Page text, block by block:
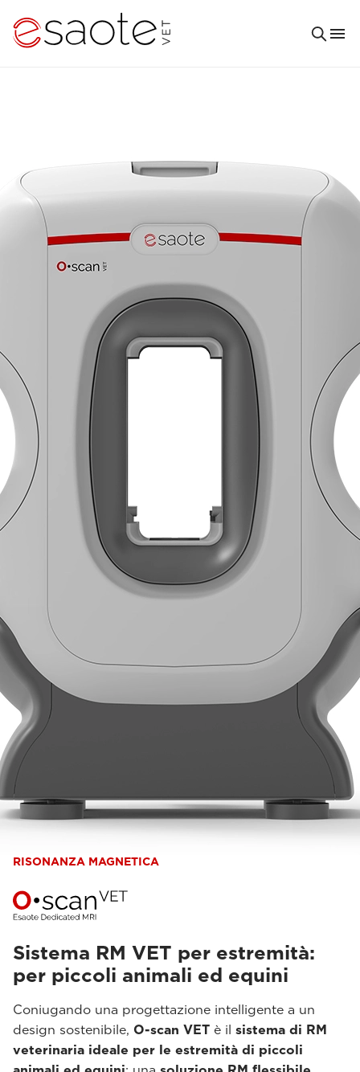
RISONANZA MAGNETICA
Sistema RM VET per estremità:
per piccoli animali ed equini
Coniugando una progettazione intelligente a un
design sostenibile, O-scan VET è il sistema di RM
veterinaria ideale per le estremità di piccoli